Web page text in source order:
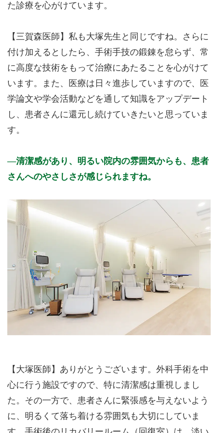
た診療を心がけています。
【三賀森医師】私も大塚先生と同じですね。さらに
付け加えるとしたら、手術手技の鍛錬を怠らず、常
に高度な技術をもって治療にあたることを心がけて
います。また、医療は日々進歩していますので、医
学論文や学会活動などを通して知識をアップデート
し、患者さんに還元し続けていきたいと思っていま
す。
清潔感があり、明るい院内の雰囲気からも、患者
さんへのやさしさが感じられますね。
【大塚医師】ありがとうございます。外科手術を中
心に行う施設ですので、特に清潔感は重視しまし
た。その一方で、患者さんに緊張感を与えないよう
に、明るくて落ち着ける雰囲気も大切にしていま